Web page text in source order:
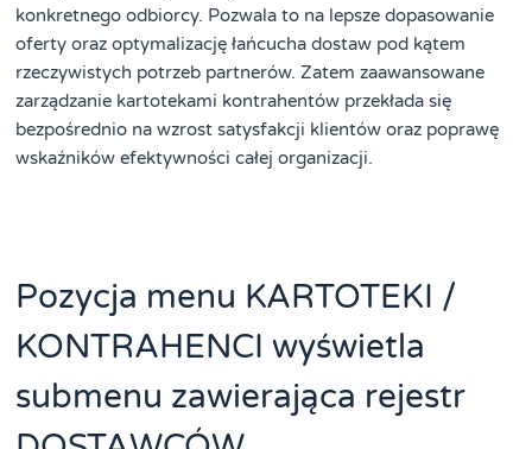
konkretnego odbiorcy. Pozwala to na lepsze dopasowanie
oferty oraz optymalizację łańcucha dostaw pod kątem
rzeczywistych potrzeb partnerów. Zatem zaawansowane
zarządzanie kartotekami kontrahentów przekłada się
bezpośrednio na wzrost satysfakcji klientów oraz poprawę
wskaźników efektywności całej organizacji.
Pozycja menu KARTOTEKI /
KONTRAHENCI wyświetla
submenu zawierająca rejestr